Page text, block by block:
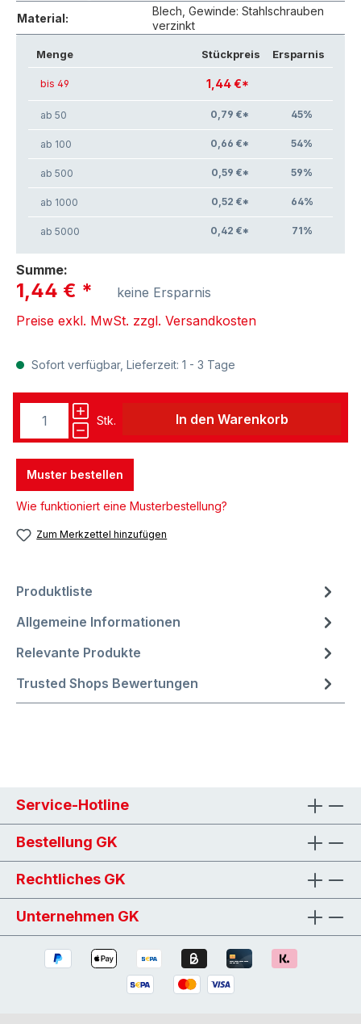
Material:
Blech, Gewinde: Stahlschrauben
verzinkt
Menge Stückpreis Ersparnis
bis 49 1,44 €*
ab 50 0,79 €* 45%
ab 100 0,66 €* 54%
ab 500 0,59 €* 59%
ab 1000 0,52 €* 64%
ab 5000 0,42 €* 71%
Summe:
1,44 € *
keine Ersparnis
Preise exkl. MwSt. zzgl. Versandkosten
Sofort verfügbar, Lieferzeit: 1 - 3 Tage
Stk. In den Warenkorb
Muster bestellen
Wie funktioniert eine Musterbestellung?
Zum Merkzettel hinzufügen
Produktliste
Allgemeine Informationen
Relevante Produkte
Trusted Shops Bewertungen
Service-Hotline
Bestellung GK
Rechtliches GK
Unternehmen GK